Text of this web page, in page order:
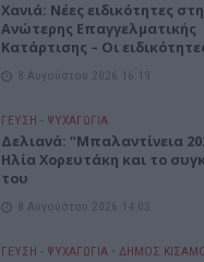
Χανιά: Νέες ειδικότητες
Ανώτερης Επαγγελματικής
Κατάρτισης – Οι
8 Αυγούστου 2026 16:19
ΓΕΎΣΗ - ΨΥΧΑΓΩΓΊΑ
Δελιανά: “Μπαλαντίνεια
Ηλία Χορευτάκη και το
του
8 Αυγούστου 2026 14:03
ΓΕΎΣΗ - ΨΥΧΑΓΩΓΊΑ • ΔΉΜΟΣ